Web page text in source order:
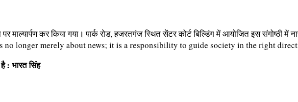
पर माल्यार्पण कर किया गया। पार्क रोड, हजरतगंज स्थित सेंटर कोर्ट बिल्डिंग में आयोजित इस संगोष्ठी
: भारत सिंह